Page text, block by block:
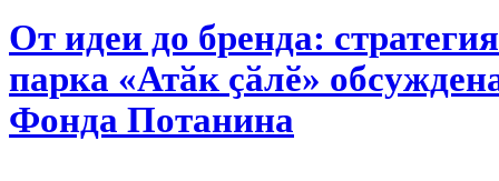
От идеи до бренда:
парка «Атӑк ҫӑлӗ»
Фонда Потанина